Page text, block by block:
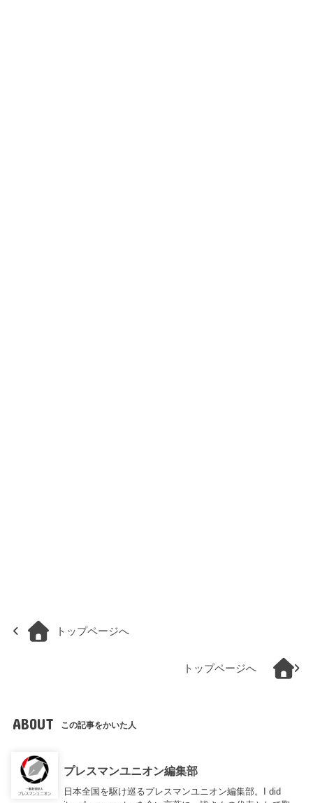
トップページへ
トップページへ
ABOUT この記事をかいた人
プレスマンユニオン編集部
日本全国を駆け巡るプレスマンユニオン編集部。I did